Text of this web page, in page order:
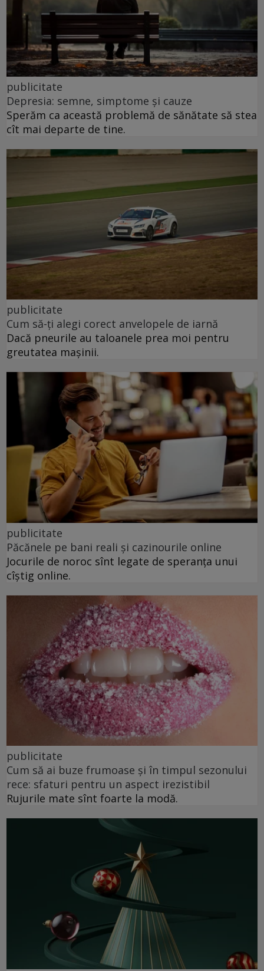
publicitate
Depresia: semne, simptome și cauze
Sperăm ca această problemă de sănătate să stea
cît mai departe de tine.
publicitate
Cum să-ți alegi corect anvelopele de iarnă
Dacă pneurile au taloanele prea moi pentru
greutatea mașinii.
publicitate
Păcănele pe bani reali și cazinourile online
Jocurile de noroc sînt legate de speranța unui
cîștig online.
publicitate
Cum să ai buze frumoase şi în timpul sezonului
rece: sfaturi pentru un aspect irezistibil
Rujurile mate sînt foarte la modă.